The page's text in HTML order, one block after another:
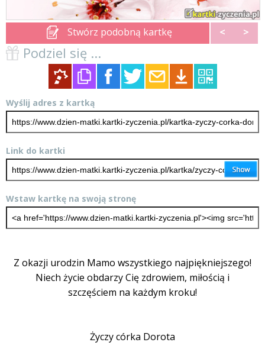
Stwórz podobną kartkę < >
Podziel się ...
Wyślij adres z kartką
Link do kartki
Wstaw kartkę na swoją stronę
Z okazji urodzin Mamo wszystkiego najpiękniejszego!
Niech życie obdarzy Cię zdrowiem, miłością i
szczęściem na każdym kroku!
Życzy córka Dorota